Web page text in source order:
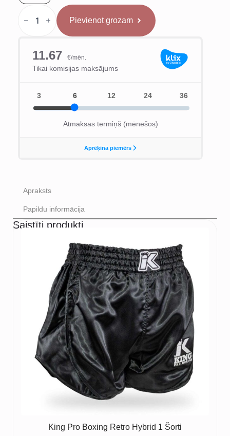
WOW
Pacific
Pievienot grozam
Apraksts
Papildu informācija
Saistīti produkti
King Pro Boxing Retro Hybrid 1 Šorti